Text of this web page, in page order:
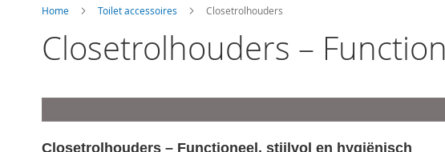
Home Toilet accessoires Closetrolhouders
Closetrolhouders –
Closetrolhouders – Functioneel, stijlvol en hygiënisch